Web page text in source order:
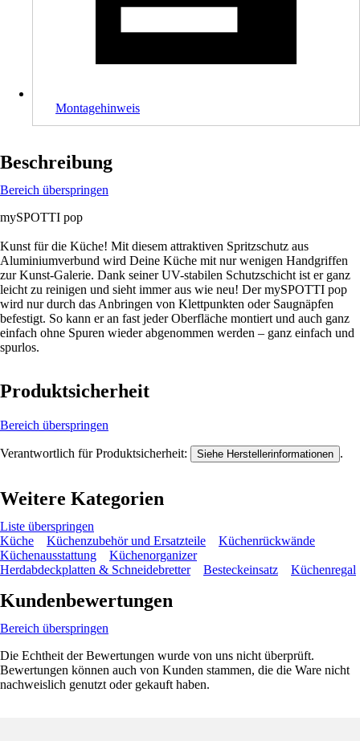
Montagehinweis
Beschreibung
Bereich überspringen
mySPOTTI pop
Kunst für die Küche! Mit diesem attraktiven Spritzschutz aus
Aluminiumverbund wird Deine Küche mit nur wenigen Handgriffen
zur Kunst-Galerie. Dank seiner UV-stabilen Schutzschicht ist er ganz
leicht zu reinigen und sieht immer aus wie neu! Der mySPOTTI pop
wird nur durch das Anbringen von Klettpunkten oder Saugnäpfen
befestigt. So kann er an fast jeder Oberfläche montiert und auch ganz
einfach ohne Spuren wieder abgenommen werden – ganz einfach und
spurlos.
Produktsicherheit
Bereich überspringen
Verantwortlich für Produktsicherheit: Siehe Herstellerinformationen .
Weitere Kategorien
Liste überspringen
Küche
Küchenzubehör und Ersatzteile
Küchenrückwände
Küchenausstattung
Küchenorganizer
Herdabdeckplatten & Schneidebretter
Besteckeinsatz Küchenregal
Kundenbewertungen
Bereich überspringen
Die Echtheit der Bewertungen wurde von uns nicht überprüft.
Bewertungen können auch von Kunden stammen, die die Ware nicht
nachweislich genutzt oder gekauft haben.